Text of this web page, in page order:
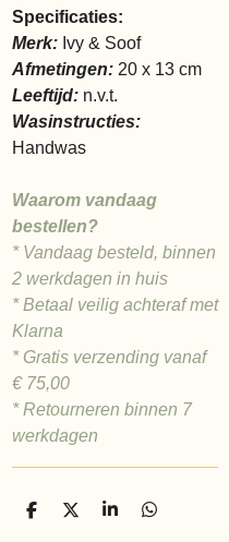
Specificaties:
Merk: Ivy & Soof
Afmetingen: 20 x 13 cm
Leeftijd: n.v.t.
Wasinstructies:
Handwas
Waarom vandaag
bestellen?
* Vandaag besteld, binnen
2 werkdagen in huis
* Betaal veilig achteraf met
Klarna
* Gratis verzending vanaf
€ 75,00
* Retourneren binnen 7
werkdagen
D
D
S
D